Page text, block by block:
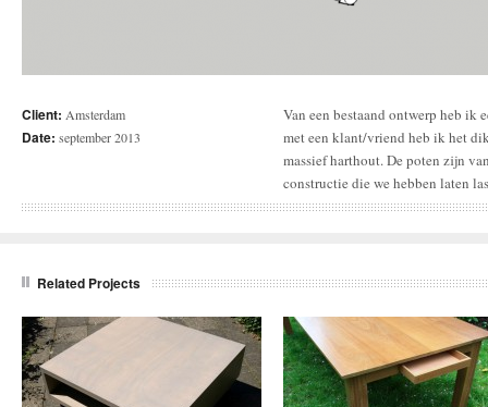
Client: Amsterdam
Date: september 2013
Van een bestaand ontwerp heb ik
met een klant/vriend heb ik het
massief harthout. De poten zijn
constructie die we hebben laten
op zijn plek. Het geheel is zeer
Related Projects